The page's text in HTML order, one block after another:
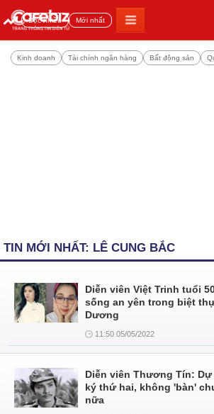
Đọc nhiều Mới nhất
Kinh doanh Tài chính ngân hàng Bất động sản
TIN MỚI NHẤT: LÊ CUNG BẮC
Diễn viên Việt Trinh tuổi
sống an yên trong biệt
Dương
11:50 05/05/2022
Diễn viên Thương Tín:
ký thứ hai, không 'bàn'
nữa